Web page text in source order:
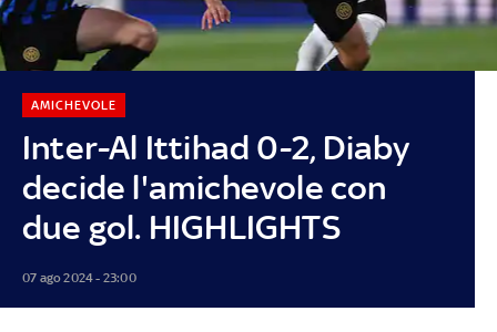
Inter-Al Ittihad 0-2, Diaby
decide l'amichevole con
due gol. HIGHLIGHTS
AMICHEVOLE
07 ago 2024 - 23:00